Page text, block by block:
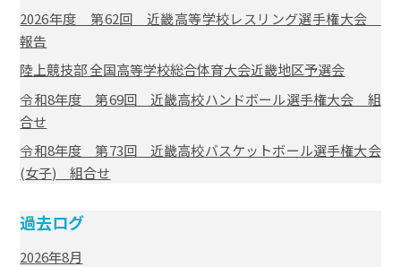
2026年度 第62回 近畿高等学校レスリング選手権大会
報告
陸上競技部 全国高等学校総合体育大会近畿地区予選会
令和8年度 第69回 近畿高校ハンドボール選手権大会 組
合せ
令和8年度 第73回 近畿高校バスケットボール選手権大会
(女子) 組合せ
過去ログ
2026年8月